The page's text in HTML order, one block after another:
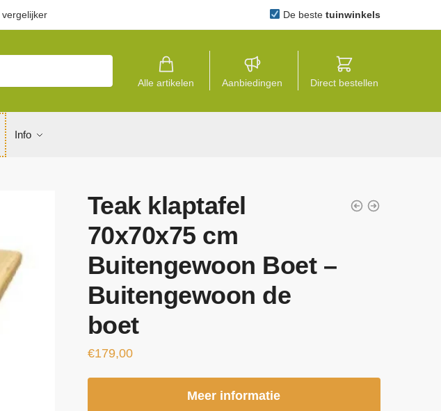
vergelijker De beste tuinwinkels
Alle artikelen Aanbiedingen Direct bestellen
Info
Teak klaptafel
70x70x75 cm
Buitengewoon Boet –
Buitengewoon de
boet
€179,00
Meer informatie